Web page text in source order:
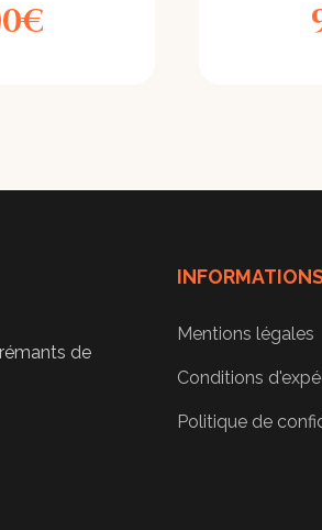
€
de
Mentions légales
Conditions
Politique de